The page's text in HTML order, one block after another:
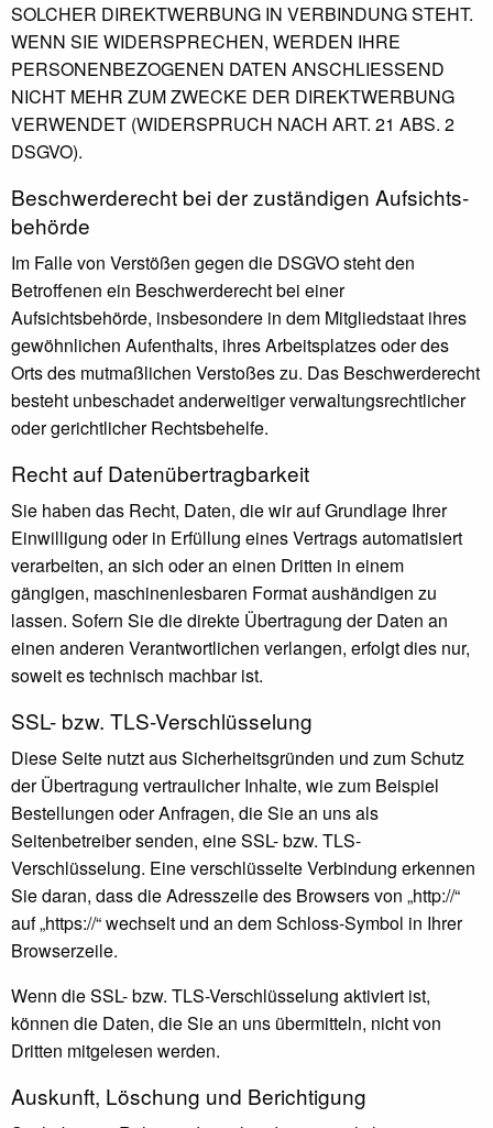
SOLCHER DIREKTWERBUNG IN VERBINDUNG STEHT.
WENN SIE WIDERSPRECHEN, WERDEN IHRE
PERSONENBEZOGENEN DATEN ANSCHLIESSEND
NICHT MEHR ZUM ZWECKE DER DIREKTWERBUNG
VERWENDET (WIDERSPRUCH NACH ART. 21 ABS. 2
DSGVO).
Beschwerde­recht bei der zuständigen Aufsichts­
behörde
Im Falle von Verstößen gegen die DSGVO steht den
Betroffenen ein Beschwerderecht bei einer
Aufsichtsbehörde, insbesondere in dem Mitgliedstaat ihres
gewöhnlichen Aufenthalts, ihres Arbeitsplatzes oder des
Orts des mutmaßlichen Verstoßes zu. Das Beschwerderecht
besteht unbeschadet anderweitiger verwaltungsrechtlicher
oder gerichtlicher Rechtsbehelfe.
Recht auf Daten­übertrag­barkeit
Sie haben das Recht, Daten, die wir auf Grundlage Ihrer
Einwilligung oder in Erfüllung eines Vertrags automatisiert
verarbeiten, an sich oder an einen Dritten in einem
gängigen, maschinenlesbaren Format aushändigen zu
lassen. Sofern Sie die direkte Übertragung der Daten an
einen anderen Verantwortlichen verlangen, erfolgt dies nur,
soweit es technisch machbar ist.
SSL- bzw. TLS-Verschlüsselung
Diese Seite nutzt aus Sicherheitsgründen und zum Schutz
der Übertragung vertraulicher Inhalte, wie zum Beispiel
Bestellungen oder Anfragen, die Sie an uns als
Seitenbetreiber senden, eine SSL- bzw. TLS-
Verschlüsselung. Eine verschlüsselte Verbindung erkennen
Sie daran, dass die Adresszeile des Browsers von „http://“
auf „https://“ wechselt und an dem Schloss-Symbol in Ihrer
Browserzeile.
Wenn die SSL- bzw. TLS-Verschlüsselung aktiviert ist,
können die Daten, die Sie an uns übermitteln, nicht von
Dritten mitgelesen werden.
Auskunft, Löschung und Berichtigung